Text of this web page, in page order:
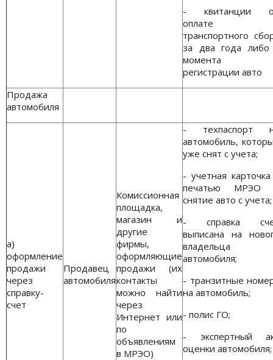
- квитанции
оплате
транспортного
за два года либо
момента
регистрации авто
Продажа
автомобиля
a)
оформление
продажи
через
справку-
счет
Продавец
автомобиля
Комиссионная
площадка,
магазин и
другие
фирмы,
оформляющие
продажи (их
контакты
можно найти
через
Интернет или
по
объявлениям
в МРЭО)
- техпаспорт
автомобиль,
уже снят с учета;
- учетная
печатью МРЭО
снятие авто с учета;
- справка
выписана на
владельца
автомобиля;
- транзитные
на автомобиль;
- полис ГО;
- экспертный
оценки автомобиля;